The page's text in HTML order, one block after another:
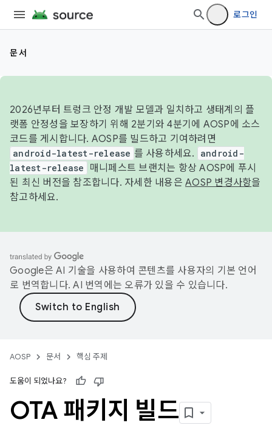
로그인
문서
2026년부터 트렁크 안정 개발 모델과 일치하고 생태계의 플
랫폼 안정성을 보장하기 위해 2분기와 4분기에 AOSP에 소스
코드를 게시합니다. AOSP를 빌드하고 기여하려면
android-latest-release 를 사용하세요.
android-
latest-release
매니페스트 브랜치는 항상 AOSP에 푸시
된 최신 버전을 참조합니다. 자세한 내용은 AOSP 변경사항을
참고하세요.
Google은 AI 기술을 사용하여 콘텐츠를 사용자의 기본 언어
로 번역합니다. AI 번역에는 오류가 있을 수 있습니다.
AOSP 문서 핵심 주제
도움이 되었나요?
OTA 패키지 빌드